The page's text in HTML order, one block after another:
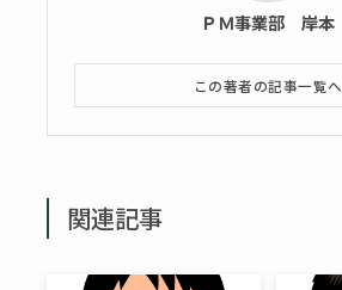
ＰＭ事業部 岸本
この著者の記事一覧へ
関連記事